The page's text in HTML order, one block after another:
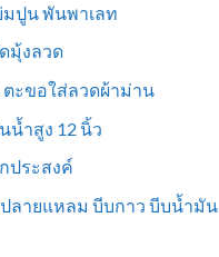
ปูน พันพาเลท
มุ้งลวด
ะขอใส่ลวดผ้าม่าน
น้ำสูง 12 นิ้ว
ประสงค์
ลายแหลม บีบกาว บีบน้ำมัน